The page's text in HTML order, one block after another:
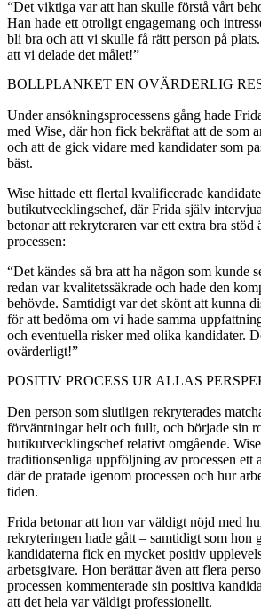
“Det viktiga var att han skulle förstå vårt
Han hade ett otroligt engagemang och
bli bra och att vi skulle få rätt person på
att vi delade det målet!”
BOLLPLANKET EN OVÄRDERLIG
Under ansökningsprocessens gång hade
med Wise, där hon fick bekräftat att de som
och att de gick vidare med kandidater som
bäst.
Wise hittade ett flertal kvalificerade
butikutvecklingschef, där Frida själv
betonar att rekryteraren var ett extra bra stöd
processen:
“Det kändes så bra att ha någon som kunde
redan var kvalitetssäkrade och hade den
behövde. Samtidigt var det skönt att kunna
för att bedöma om vi hade samma
och eventuella risker med olika kandidater.
ovärderligt!”
POSITIV PROCESS UR ALLAS
Den person som slutligen rekryterades
förväntningar helt och fullt, och började sin
butikutvecklingschef relativt omgående.
traditionsenliga uppföljning av processen ett
där de pratade igenom processen och hur
tiden.
Frida betonar att hon var väldigt nöjd med
rekryteringen hade gått – samtidigt som hon
kandidaterna fick en mycket positiv
arbetsgivare. Hon berättar även att flera
processen kommenterade sin positiva
att det hela var väldigt professionellt.